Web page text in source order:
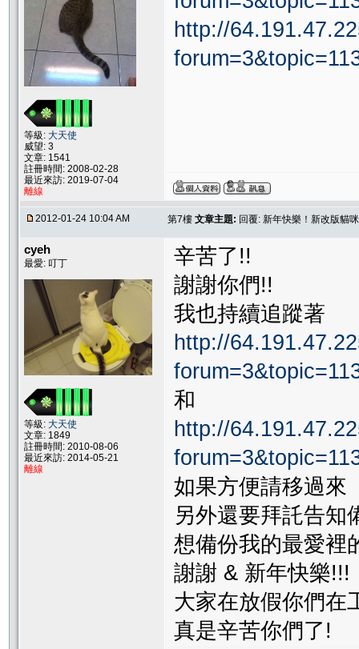
等級: 大天使
威望: 3
文章: 1541
註冊時間: 2008-02-28
最近來訪: 2019-07-04
離線
http://
2012-01-24 10:04 AM 第7樓 文章主題: 回覆: 新年快樂！新改版貓
cyeh
最愛: 叮丁
等級: 大天使
文章: 1849
註冊時間: 2010-08-06
最近來訪: 2014-05-21
離線
辛苦了!!
謝謝你們!!
我也持續追蹤著
http://
和
http://
如果方便請移過來
另外還要拜託告知
想備份我的最愛裡
謝謝 & 新年快樂!!!
大家在放假你們在
真是辛苦你們了!